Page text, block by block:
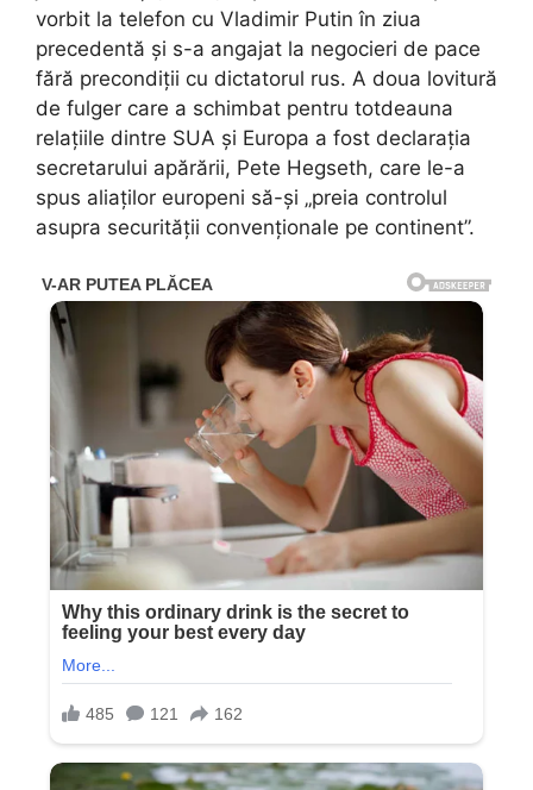
vorbit la telefon cu Vladimir Putin în ziua
precedentă și s-a angajat la negocieri de pace
fără precondiții cu dictatorul rus. A doua lovitură
de fulger care a schimbat pentru totdeauna
relațiile dintre SUA și Europa a fost declarația
secretarului apărării, Pete Hegseth, care le-a
spus aliaților europeni să-și „preia controlul
asupra securității convenționale pe continent”.